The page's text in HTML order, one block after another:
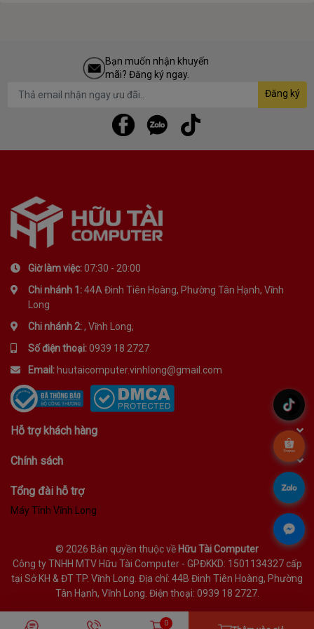
Bạn muốn nhận khuyến
mãi? Đăng ký ngay.
Đăng ký
Giờ làm việc:07:30 - 20:00
Chi nhánh 1:44A Đinh Tiên Hoàng, Phường Tân Hạnh, Vĩnh
Long
Chi nhánh 2:, Vĩnh Long,
Số điện thoại:0939 18 2727
Email: huutaicomputer.vinhlong@gmail.com
Hỗ trợ khách hàng
Chính sách
Tổng đài hỗ trợ
Máy Tính Vĩnh Long
© 2026 Bản quyền thuộc về Hữu Tài Computer
Công ty TNHH MTV Hữu Tài Computer - GPĐKKD: 1501134327 cấp
tại Sở KH & ĐT TP. Vĩnh Long. Địa chỉ: 44B Đinh Tiên Hoàng, Phường
Tân Hạnh, Vĩnh Long. Điện thoại: 0939 18 2727.
.
.
.
.
0